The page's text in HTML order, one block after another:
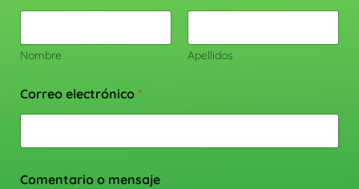
Nombre Apellidos
Correo electrónico *
Comentario o mensaje